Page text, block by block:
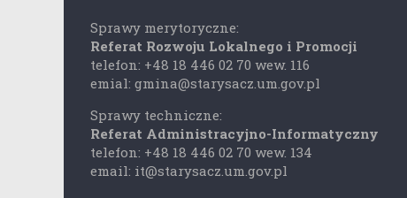
Sprawy merytoryczne:
Referat Rozwoju Lokalnego i Promocji
telefon: +48 18 446 02 70 wew. 116
emial: gmina@starysacz.um.gov.pl
Sprawy techniczne:
Referat Administracyjno-Informatyczny
telefon: +48 18 446 02 70 wew. 134
email: it@starysacz.um.gov.pl